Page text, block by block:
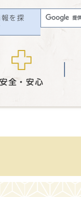
報を探
安全・安心